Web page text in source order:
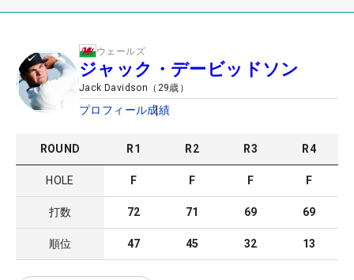
ウェールズ
ジャック・デービッドソン
Jack Davidson （ 29歳）
プロフィール成績
ROUND R1 R2 R3 R4
HOLE F F F F
打数 72 71 69 69
順位 47 45 32 13